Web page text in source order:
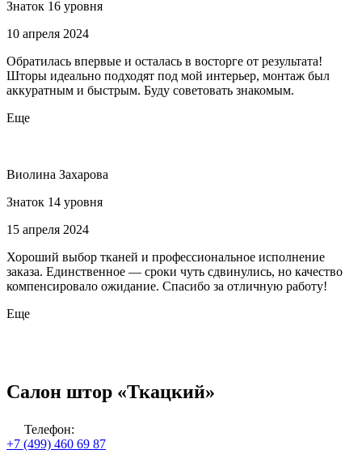
Знаток 16 уровня
10 апреля 2024
Обратилась впервые и осталась в восторге от результата!
Шторы идеально подходят под мой интерьер, монтаж был
аккуратным и быстрым. Буду советовать знакомым.
Еще
Виолина Захарова
Знаток 14 уровня
15 апреля 2024
Хороший выбор тканей и профессиональное исполнение
заказа. Единственное — сроки чуть сдвинулись, но качество
компенсировало ожидание. Спасибо за отличную работу!
Еще
Салон штор «Ткацкий»
Телефон:
+7 (499) 460 69 87